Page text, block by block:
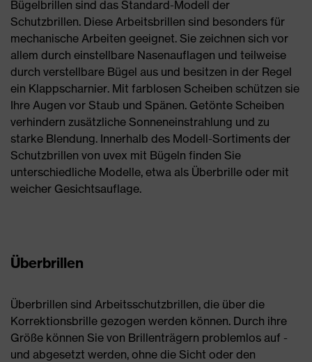
Bügelbrillen sind das Standard-Modell der
Schutzbrillen. Diese Arbeitsbrillen sind besonders für
mechanische Arbeiten geeignet. Sie zeichnen sich vor
allem durch einstellbare Nasenauflagen und teilweise
durch verstellbare Bügel aus und besitzen in der Regel
ein Klappscharnier. Mit farblosen Scheiben schützen sie
Ihre Augen vor Staub und Spänen. Getönte Scheiben
verhindern zusätzliche Sonneneinstrahlung und zu
starke Blendung. Innerhalb des Modell-Sortiments der
Schutzbrillen von uvex mit Bügeln finden Sie
unterschiedliche Modelle, etwa als Überbrille oder mit
weicher Gesichtsauflage.
Überbrillen
Überbrillen sind Arbeitsschutzbrillen, die über die
Korrektionsbrille gezogen werden können. Durch ihre
Größe können Sie von Brillenträgern problemlos auf -
und abgesetzt werden, ohne die Sicht oder den